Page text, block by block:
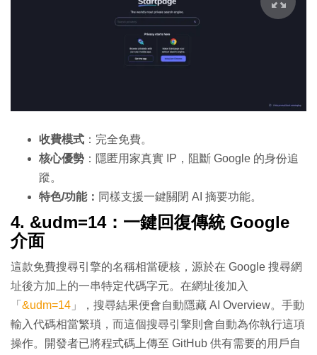
收費模式 ：完全免費。
核心優勢 ：隱匿用家真實 IP，阻斷 Google 的身份追
蹤。
特色/功能： 同樣支援一鍵關閉 AI 摘要功能。
4. &udm=14：一鍵回復傳統 Google
介面
這款免費搜尋引擎的名稱相當硬核，源於在 Google 搜尋網
址後方加上的一串特定代碼字元。在網址後加入
「 &udm=14 」，搜尋結果便會自動隱藏 AI Overview。手動
輸入代碼相當繁瑣，而這個搜尋引擎則會自動為你執行這項
操作。開發者已將程式碼上傳至 GitHub 供有需要的用戶自